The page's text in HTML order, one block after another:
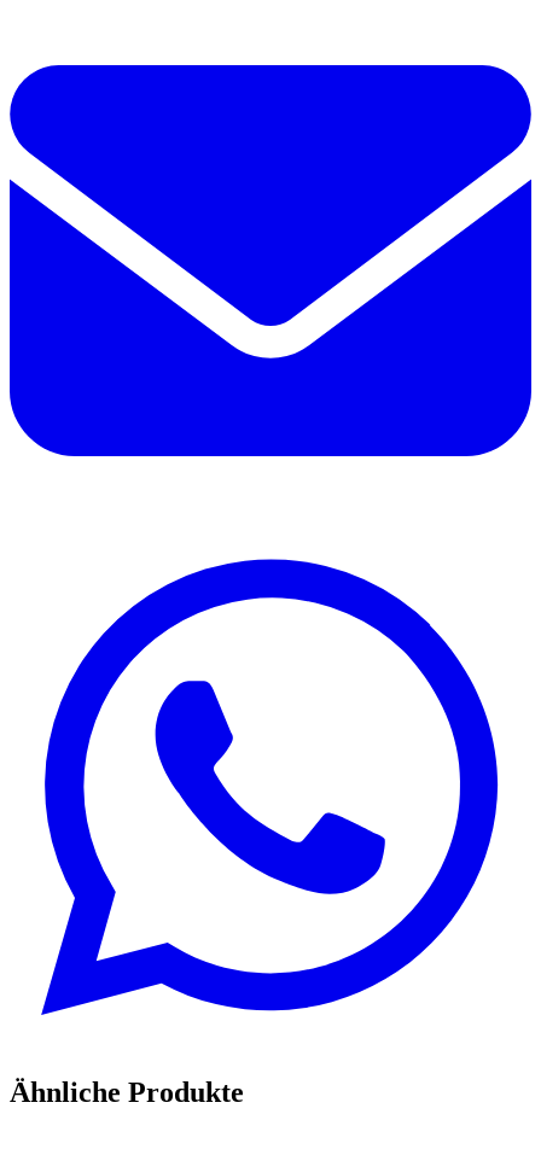
Ähnliche Produkte